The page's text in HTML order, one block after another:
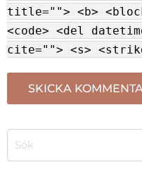
title=""> <b>
<code> <del
cite=""> <s>